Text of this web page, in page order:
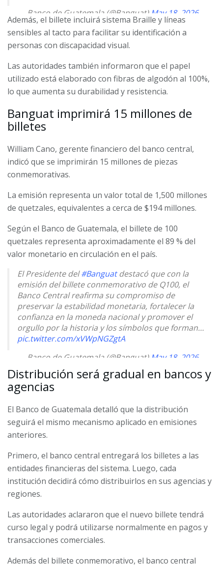
— Banco de Guatemala (@Banguat) May 18, 2026
Además, el billete incluirá sistema Braille y líneas
sensibles al tacto para facilitar su identificación a
personas con discapacidad visual.
Las autoridades también informaron que el papel
utilizado está elaborado con fibras de algodón al 100%,
lo que aumenta su durabilidad y resistencia.
Banguat imprimirá 15 millones de
billetes
William Cano, gerente financiero del banco central,
indicó que se imprimirán 15 millones de piezas
conmemorativas.
La emisión representa un valor total de 1,500 millones
de quetzales, equivalentes a cerca de $194 millones.
Según el Banco de Guatemala, el billete de 100
quetzales representa aproximadamente el 89 % del
valor monetario en circulación en el país.
El Presidente del#Banguatdestacó que con la
emisión del billete conmemorativo de Q100, el
Banco Central reafirma su compromiso de
preservar la estabilidad monetaria, fortalecer la
confianza en la moneda nacional y promover el
orgullo por la historia y los símbolos que forman…
pic.twitter.com/xVWpNGZgtA
— Banco de Guatemala (@Banguat) May 18, 2026
Distribución será gradual en bancos y
agencias
El Banco de Guatemala detalló que la distribución
seguirá el mismo mecanismo aplicado en emisiones
anteriores.
Primero, el banco central entregará los billetes a las
entidades financieras del sistema. Luego, cada
institución decidirá cómo distribuirlos en sus agencias y
regiones.
Las autoridades aclararon que el nuevo billete tendrá
curso legal y podrá utilizarse normalmente en pagos y
transacciones comerciales.
Además del billete conmemorativo, el banco central